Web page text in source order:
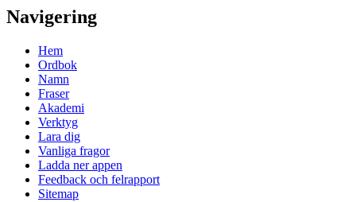
Navigering
Hem
Ordbok
Namn
Fraser
Akademi
Verktyg
Lara dig
Vanliga fragor
Ladda ner appen
Feedback och felrapport
Sitemap